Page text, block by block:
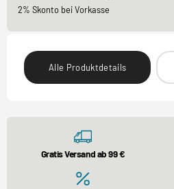
2% Skonto bei Vorkasse
Alle Produktdetails
Gratis Versand ab 99 €